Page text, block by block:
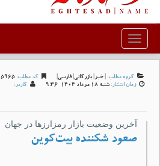
گروه مطلب: | خبر| بازرگانی| فارسی| کد مطلب: 95965
زمان انتشار: شنبه 18 مرداد 1404-9:36 کاربر:
آخرین وضعیت بازار رمزارزها در جهان
صعود شکننده بیت‌کوین